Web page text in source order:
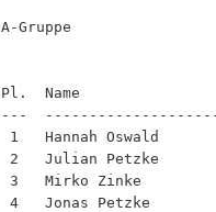
A-Gruppe
Pl.  Name
---
1   Hannah Oswald
2   Julian Petzke
3   Mirko Zinke
4   Jonas Petzke